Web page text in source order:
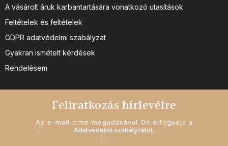
A vásárolt áruk karbantartására vonatkozó utasítások
Feltételek és feltételek
GDPR adatvédelmi szabályzat
Gyakran ismételt kérdések
Rendelésem
Feliratkozás hírlevélre
Az e-mail címe megadásával Ön elfogadja a
Adatvédelmi szabályzatot.